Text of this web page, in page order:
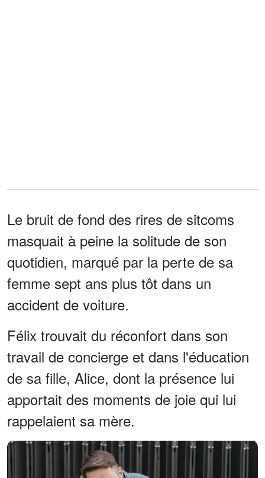
Le bruit de fond des rires de sitcoms
masquait à peine la solitude de son
quotidien, marqué par la perte de sa
femme sept ans plus tôt dans un
accident de voiture.
Félix trouvait du réconfort dans son
travail de concierge et dans l'éducation
de sa fille, Alice, dont la présence lui
apportait des moments de joie qui lui
rappelaient sa mère.